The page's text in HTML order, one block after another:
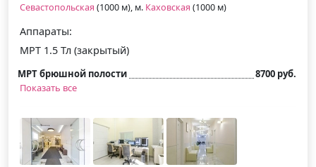
Севастопольская (1000 м), м. Каховская (1000 м)
Аппараты:
МРТ 1.5 Тл (закрытый)
МРТ брюшной полости
8700 руб.
Показать все